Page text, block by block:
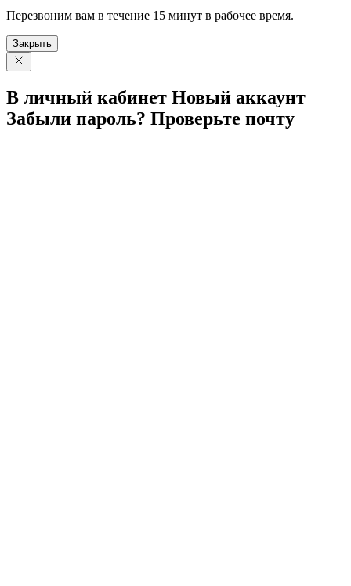
Перезвоним вам в течение 15 минут в рабочее время.
Закрыть
В личный кабинет Новый аккаунт
Забыли пароль? Проверьте почту